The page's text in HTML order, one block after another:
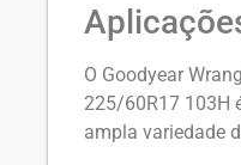
O Goodyear
225/60R17 103H
ampla variedade